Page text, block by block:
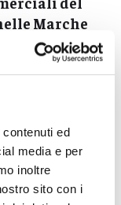
ed
media e per
inoltre
sito con i
Marche